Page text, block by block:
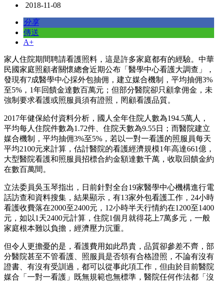
2018-11-08
分享
傳送
A+
家人住院期間聘請看護照料，這是許多家庭都有的經驗。中華
民國家庭照顧者關懷總會近期公布「醫學中心看護大調查」，
發現有7成醫學中心採外包抽佣，建立媒合機制，平均抽佣3%
至5%，1年回饋金達數百萬元；但部分醫院卻只顧拿佣金，未
強制要求看護或照服員須有證照，罔顧看護品質。
2017年健保給付資料分析，國人全年住院人數為194.5萬人，
平均每人住院件數為1.72件、住院天數為9.55日；而醫院建立
媒合機制，平均抽佣3%至5%，若以一對一看護的照服員每天
平均2100元來計算，估計醫院的看護經濟規模1年高達661億，
大型醫院看護和照服員招標合約金額達數千萬，收取回饋金約
在數百萬間。
立法委員吳玉琴指出，日前針對全台19家醫學中心機構進行電
話訪查和資料搜集，結果顯示，有13家外包看護工作，24小時
看護收費落在2000至2400元，12小時半天行情約在1200至1400
元，如以1天2400元計算，住院1個月就得花上7萬多元，一般
家庭根本難以負擔，經濟壓力沉重。
但令人更擔憂的是，看護費用如此昂貴，品質卻參差不齊，部
分醫院甚至不管看護、照服員是否領有合格證照，不論有沒有
證書、有沒有受訓過，都可以從事此項工作，但由於目前醫院
媒合「一對一看護」既無規範也無標準，醫院任何作法都「沒